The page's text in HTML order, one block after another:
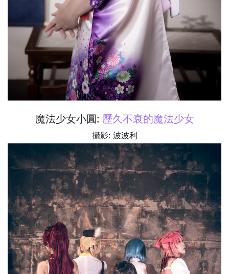
魔法少女小圓: 歷久不衰的魔法少女
攝影: 波波利